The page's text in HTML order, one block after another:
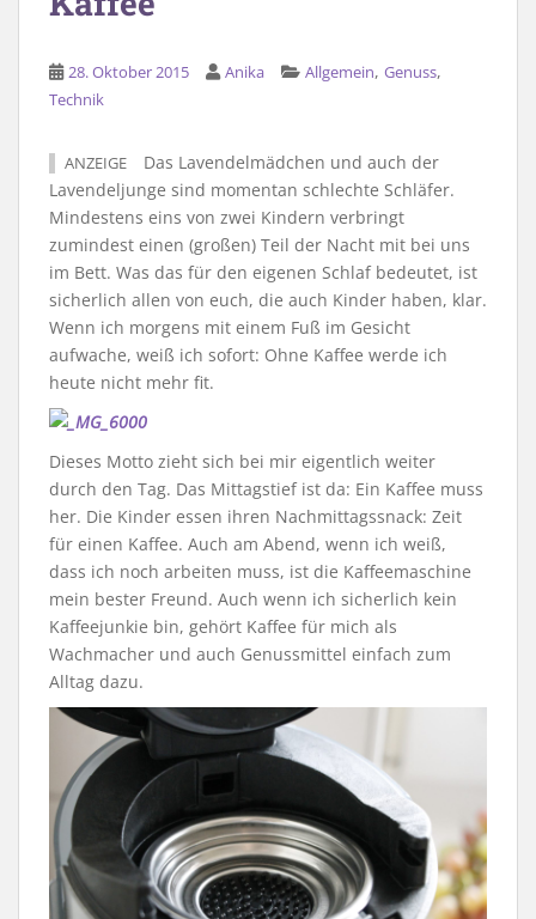
28. Oktober 2015 Anika Allgemein, Genuss,
Technik
ANZEIGE
Das Lavendelmädchen und auch der
Lavendeljunge sind momentan schlechte Schläfer.
Mindestens eins von zwei Kindern verbringt
zumindest einen (großen) Teil der Nacht mit bei uns
im Bett. Was das für den eigenen Schlaf bedeutet, ist
sicherlich allen von euch, die auch Kinder haben, klar.
Wenn ich morgens mit einem Fuß im Gesicht
aufwache, weiß ich sofort: Ohne Kaffee werde ich
heute nicht mehr fit.
Dieses Motto zieht sich bei mir eigentlich weiter
durch den Tag. Das Mittagstief ist da: Ein Kaffee muss
her. Die Kinder essen ihren Nachmittagssnack: Zeit
für einen Kaffee. Auch am Abend, wenn ich weiß,
dass ich noch arbeiten muss, ist die Kaffeemaschine
mein bester Freund. Auch wenn ich sicherlich kein
Kaffeejunkie bin, gehört Kaffee für mich als
Wachmacher und auch Genussmittel einfach zum
Alltag dazu.